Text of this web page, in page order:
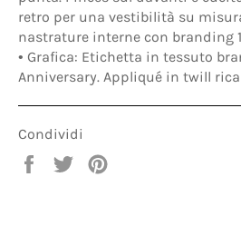
retro per una vestibilità su
nastrature interne con branding
• Grafica: Etichetta in tessuto
Anniversary. Appliqué in twill
Condividi
Condividi
Twitta